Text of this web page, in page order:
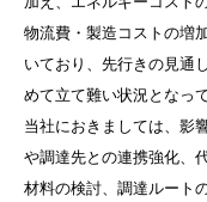
物流費・製造コストの増
いており、先行きの見通
めて立て難い状況となっ
当社におきましては、影
や調達先との連携強化、
材料の検討、調達ルート